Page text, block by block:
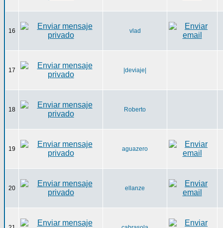
16 vlad
17 |deviaje|
18 Roberto
19 aguazero
20 ellanze